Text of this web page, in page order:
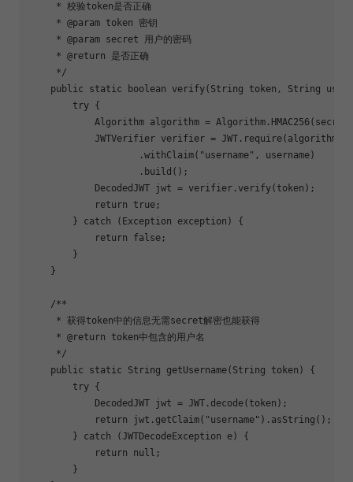
     * 校验token是否正确
     *
@param token 密钥
     *
@param secret 用户的密码
     *
@return 是否正确
     */
public
static boolean verify(String token, String
try {
Algorithm algorithm =
            JWTVerifier verifier = JWT.require(algorithm)
                    .withClaim(
"username" , username)
                    .build();
            DecodedJWT jwt = verifier.verify(token);
return
true ;
        }
catch (Exception exception) {
return
false ;
        }
    }
/**
     * 获得token中的信息无需secret解密也能获得
     *
@return token中包含的用户名
     */
public
static String getUsername(String token)
{
try {
            DecodedJWT jwt = JWT.decode(token);
return jwt.getClaim( "username" ).asString();
        }
catch (JWTDecodeException e) {
return
null ;
        }